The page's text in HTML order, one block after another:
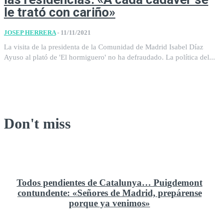
le trató con cariño»
JOSEP HERRERA - 11/11/2021
La visita de la presidenta de la Comunidad de Madrid Isabel Díaz
Ayuso al plató de 'El hormiguero' no ha defraudado. La política del...
Don't miss
Todos pendientes de Catalunya… Puigdemont
contundente: «Señores de Madrid, prepárense
porque ya venimos»